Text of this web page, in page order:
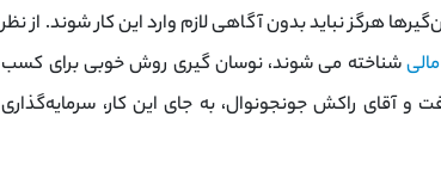
هرگز نباید بدون آگاهی لازم وارد این کار شوند. از نظر
شناخته می شوند، نوسان گیری روش خوبی برای کسب
راکش جونجونوال، به جای این کار، سرمایه‌گذاری